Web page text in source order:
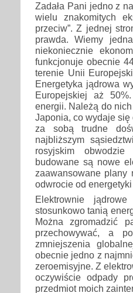
Zadała Pani jedno z
wielu znakomitych
przeciw”. Z jednej
prawda. Wiemy
niekoniecznie
funkcjonuje obecnie
terenie Unii
Energetyka jądrowa
Europejskiej aż
energii. Należą do nich
Japonia, co wydaje
za sobą trudne
najbliższym
rosyjskim
budowane są nowe
zaawansowane plany
odwrocie od
Elektrownie
stosunkowo tanią
Można zgromadzić
przechowywać, a
zmniejszenia
obecnie jedno z
zeroemisyjne. Z
oczywiście odpady
przedmiot moich